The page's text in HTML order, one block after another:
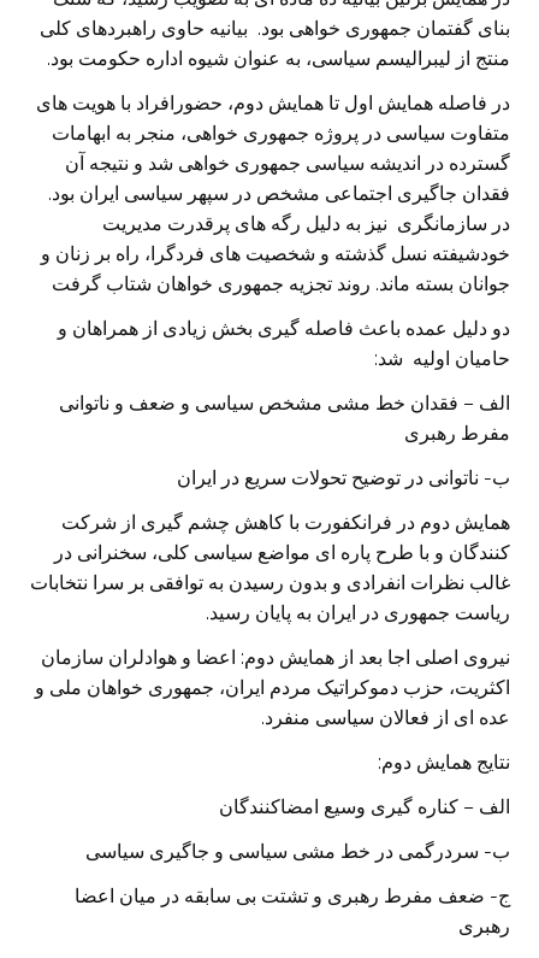
بنای گفتمان جمهوری خواهی بود. بیانیه حاوی راهبردهای کلی
منتج از لیبرالیسم سیاسی، به عنوان شیوه اداره حکومت بود.
در فاصله همایش اول تا همایش دوم، حضورافراد با هویت های
متفاوت سیاسی در پروژه جمهوری خواهی، منجر به ابهامات
گسترده در اندیشه سیاسی جمهوری خواهی شد و نتیجه آن
فقدان جاگیری اجتماعی مشخص در سپهر سیاسی ایران بود.
در سازمانگری نیز به دلیل رگه های پرقدرت مدیریت
خودشیفته نسل گذشته و شخصیت های فردگرا، راه بر زنان و
جوانان بسته ماند. روند تجزیه جمهوری خواهان شتاب گرفت
دو دلیل عمده باعث فاصله گیری بخش زیادی از همراهان و
حامیان اولیه شد:
الف – فقدان خط مشی مشخص سیاسی و ضعف و ناتوانی
مفرط رهبری
ب- ناتوانی در توضیح تحولات سریع در ایران
همایش دوم در فرانکفورت با کاهش چشم گیری از شرکت
کنندگان و با طرح پاره ای مواضع سیاسی کلی، سخنرانی در
غالب نظرات انفرادی و بدون رسیدن به توافقی بر سرا نتخابات
ریاست جمهوری در ایران به پایان رسید.
نیروی اصلی اجا بعد از همایش دوم: اعضا و هوادلران سازمان
اکثریت، حزب دموکراتیک مردم ایران، جمهوری خواهان ملی و
عده ای از فعالان سیاسی منفرد.
نتایج همایش دوم:
الف – کناره گیری وسیع امضاکنندگان
ب- سردرگمی در خط مشی سیاسی و جاگیری سیاسی
ج- ضعف مفرط رهبری و تشتت بی سابقه در میان اعضا
رهبری